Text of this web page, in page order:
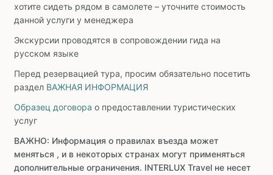
хотите сидеть рядом в самолете – уточните стоимость
данной услуги у менеджера
Экскурсии проводятся в сопровождении гида на
русском языке
Перед резервацией тура, просим обязательно посетить
раздел ВАЖНАЯ ИНФОРМАЦИЯ
Образец договора о предоставлении туристических
услуг
ВАЖНО: Информация о правилах въезда может
меняться , и в некоторых странах могут применяться
дополнительные ограничения. INTERLUX Travel не несет